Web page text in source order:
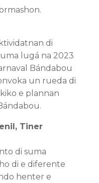
di
lugá na 2023
Bándabou
un rueda di
e plannan
Tiner
di suma
di e diferente
henter e